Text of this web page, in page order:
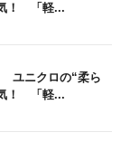
！ 「軽...
ユニクロの“柔ら
！ 「軽...